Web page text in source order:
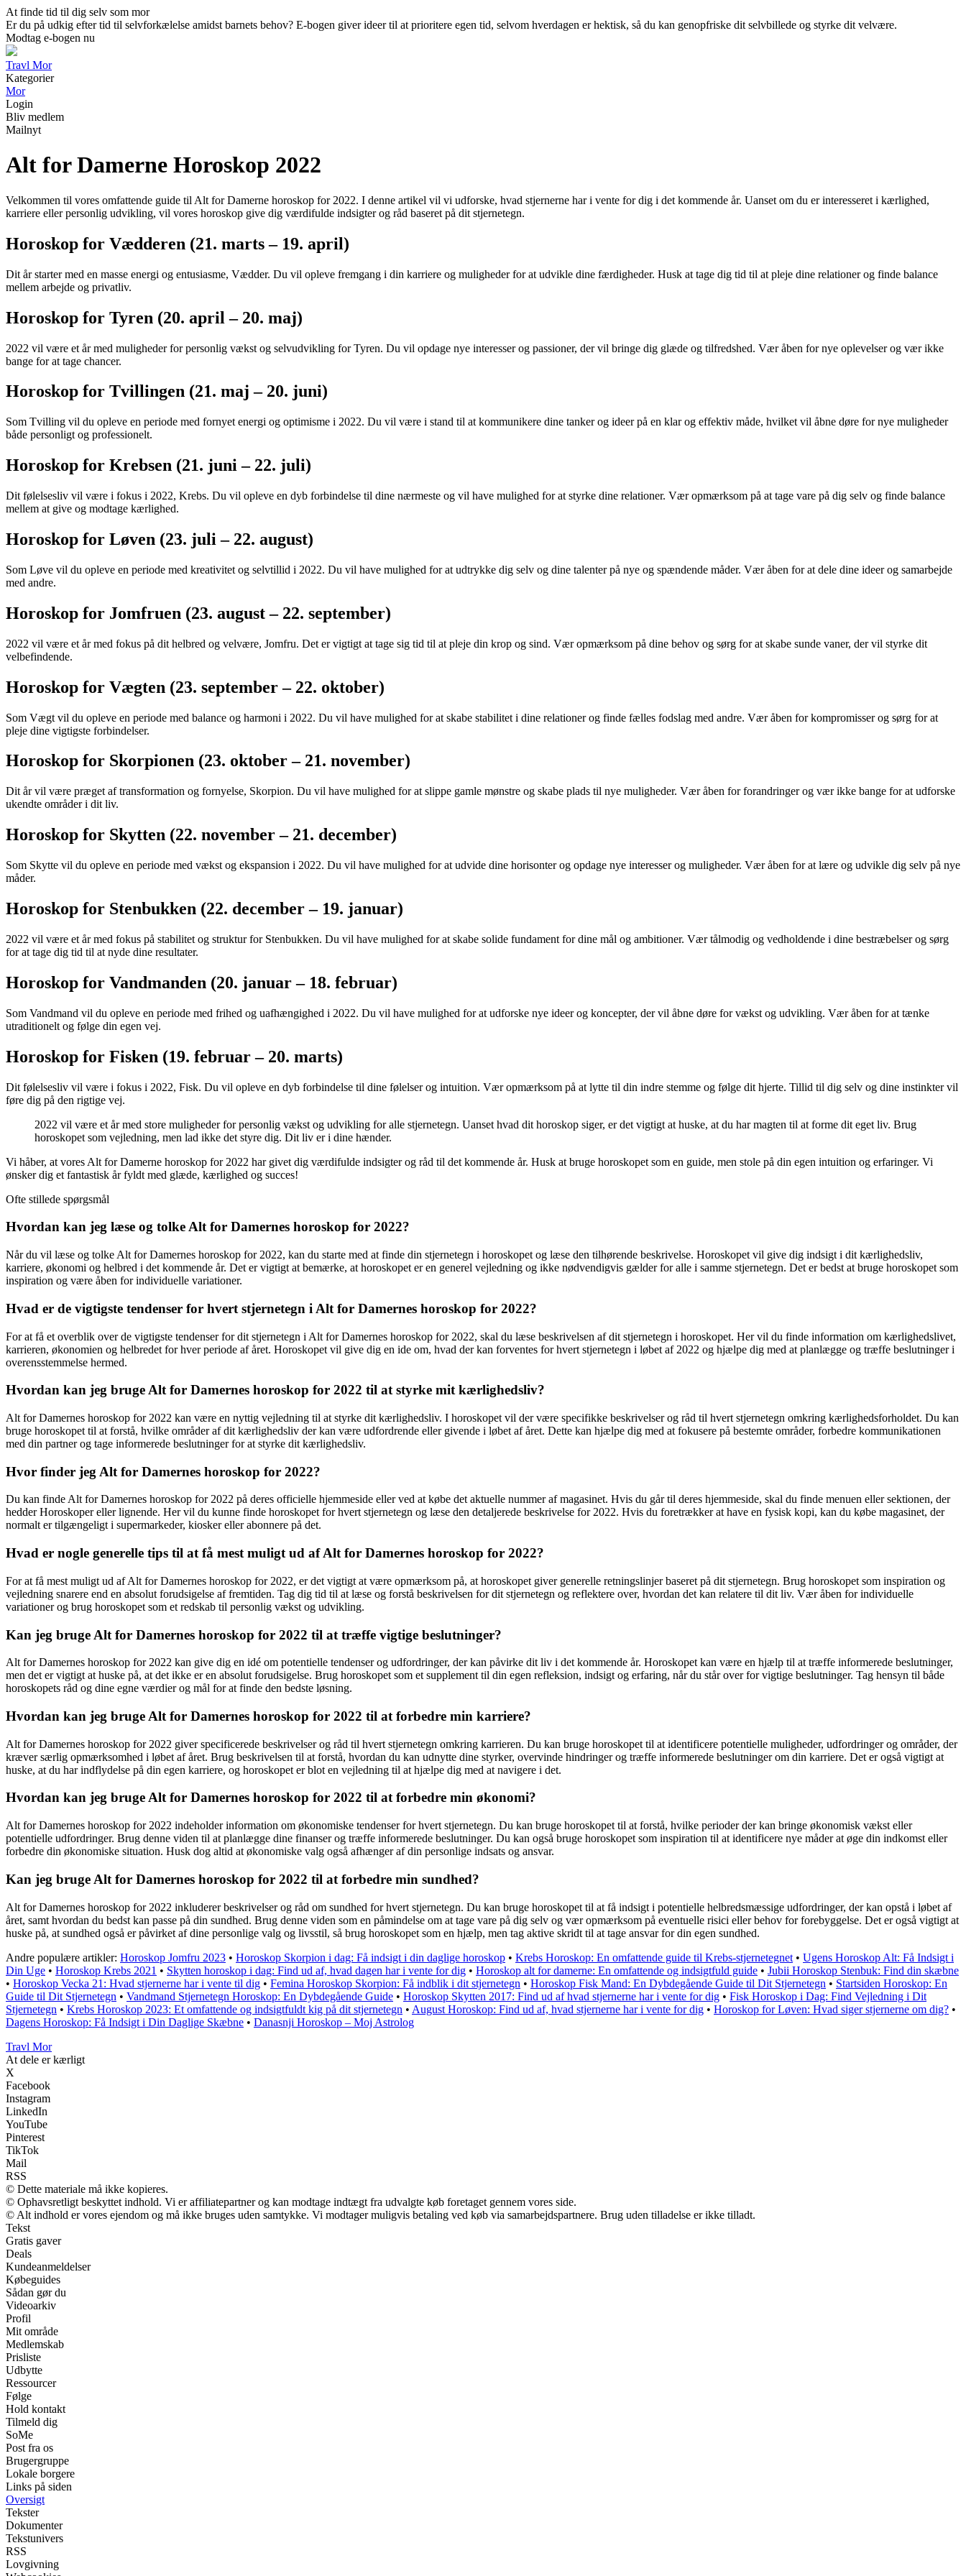
At finde tid til dig selv som mor
Er du på udkig efter tid til selvforkælelse amidst barnets behov? E-bogen giver ideer til at prioritere egen tid, selvom hverdagen er hektisk, så du kan genopfriske dit selvbillede og styrke dit velvære.
Modtag e-bogen nu
Travl Mor
Kategorier
Mor
Login
Bliv medlem
Mailnyt
Alt for Damerne Horoskop 2022
Velkommen til vores omfattende guide til Alt for Damerne horoskop for 2022. I denne artikel vil vi udforske, hvad stjernerne har i vente for dig i det kommende år. Uanset om du er interesseret i kærlighed,
karriere eller personlig udvikling, vil vores horoskop give dig værdifulde indsigter og råd baseret på dit stjernetegn.
Horoskop for Vædderen (21. marts – 19. april)
Dit år starter med en masse energi og entusiasme, Vædder. Du vil opleve fremgang i din karriere og muligheder for at udvikle dine færdigheder. Husk at tage dig tid til at pleje dine relationer og finde balance
mellem arbejde og privatliv.
Horoskop for Tyren (20. april – 20. maj)
2022 vil være et år med muligheder for personlig vækst og selvudvikling for Tyren. Du vil opdage nye interesser og passioner, der vil bringe dig glæde og tilfredshed. Vær åben for nye oplevelser og vær ikke
bange for at tage chancer.
Horoskop for Tvillingen (21. maj – 20. juni)
Som Tvilling vil du opleve en periode med fornyet energi og optimisme i 2022. Du vil være i stand til at kommunikere dine tanker og ideer på en klar og effektiv måde, hvilket vil åbne døre for nye muligheder
både personligt og professionelt.
Horoskop for Krebsen (21. juni – 22. juli)
Dit følelsesliv vil være i fokus i 2022, Krebs. Du vil opleve en dyb forbindelse til dine nærmeste og vil have mulighed for at styrke dine relationer. Vær opmærksom på at tage vare på dig selv og finde balance
mellem at give og modtage kærlighed.
Horoskop for Løven (23. juli – 22. august)
Som Løve vil du opleve en periode med kreativitet og selvtillid i 2022. Du vil have mulighed for at udtrykke dig selv og dine talenter på nye og spændende måder. Vær åben for at dele dine ideer og samarbejde
med andre.
Horoskop for Jomfruen (23. august – 22. september)
2022 vil være et år med fokus på dit helbred og velvære, Jomfru. Det er vigtigt at tage sig tid til at pleje din krop og sind. Vær opmærksom på dine behov og sørg for at skabe sunde vaner, der vil styrke dit
velbefindende.
Horoskop for Vægten (23. september – 22. oktober)
Som Vægt vil du opleve en periode med balance og harmoni i 2022. Du vil have mulighed for at skabe stabilitet i dine relationer og finde fælles fodslag med andre. Vær åben for kompromisser og sørg for at
pleje dine vigtigste forbindelser.
Horoskop for Skorpionen (23. oktober – 21. november)
Dit år vil være præget af transformation og fornyelse, Skorpion. Du vil have mulighed for at slippe gamle mønstre og skabe plads til nye muligheder. Vær åben for forandringer og vær ikke bange for at udforske
ukendte områder i dit liv.
Horoskop for Skytten (22. november – 21. december)
Som Skytte vil du opleve en periode med vækst og ekspansion i 2022. Du vil have mulighed for at udvide dine horisonter og opdage nye interesser og muligheder. Vær åben for at lære og udvikle dig selv på nye
måder.
Horoskop for Stenbukken (22. december – 19. januar)
2022 vil være et år med fokus på stabilitet og struktur for Stenbukken. Du vil have mulighed for at skabe solide fundament for dine mål og ambitioner. Vær tålmodig og vedholdende i dine bestræbelser og sørg
for at tage dig tid til at nyde dine resultater.
Horoskop for Vandmanden (20. januar – 18. februar)
Som Vandmand vil du opleve en periode med frihed og uafhængighed i 2022. Du vil have mulighed for at udforske nye ideer og koncepter, der vil åbne døre for vækst og udvikling. Vær åben for at tænke
utraditionelt og følge din egen vej.
Horoskop for Fisken (19. februar – 20. marts)
Dit følelsesliv vil være i fokus i 2022, Fisk. Du vil opleve en dyb forbindelse til dine følelser og intuition. Vær opmærksom på at lytte til din indre stemme og følge dit hjerte. Tillid til dig selv og dine instinkter vil
føre dig på den rigtige vej.
2022 vil være et år med store muligheder for personlig vækst og udvikling for alle stjernetegn. Uanset hvad dit horoskop siger, er det vigtigt at huske, at du har magten til at forme dit eget liv. Brug
horoskopet som vejledning, men lad ikke det styre dig. Dit liv er i dine hænder.
Vi håber, at vores Alt for Damerne horoskop for 2022 har givet dig værdifulde indsigter og råd til det kommende år. Husk at bruge horoskopet som en guide, men stole på din egen intuition og erfaringer. Vi
ønsker dig et fantastisk år fyldt med glæde, kærlighed og succes!
Ofte stillede spørgsmål
Hvordan kan jeg læse og tolke Alt for Damernes horoskop for 2022?
Når du vil læse og tolke Alt for Damernes horoskop for 2022, kan du starte med at finde din stjernetegn i horoskopet og læse den tilhørende beskrivelse. Horoskopet vil give dig indsigt i dit kærlighedsliv,
karriere, økonomi og helbred i det kommende år. Det er vigtigt at bemærke, at horoskopet er en generel vejledning og ikke nødvendigvis gælder for alle i samme stjernetegn. Det er bedst at bruge horoskopet som
inspiration og være åben for individuelle variationer.
Hvad er de vigtigste tendenser for hvert stjernetegn i Alt for Damernes horoskop for 2022?
For at få et overblik over de vigtigste tendenser for dit stjernetegn i Alt for Damernes horoskop for 2022, skal du læse beskrivelsen af dit stjernetegn i horoskopet. Her vil du finde information om kærlighedslivet,
karrieren, økonomien og helbredet for hver periode af året. Horoskopet vil give dig en ide om, hvad der kan forventes for hvert stjernetegn i løbet af 2022 og hjælpe dig med at planlægge og træffe beslutninger i
overensstemmelse hermed.
Hvordan kan jeg bruge Alt for Damernes horoskop for 2022 til at styrke mit kærlighedsliv?
Alt for Damernes horoskop for 2022 kan være en nyttig vejledning til at styrke dit kærlighedsliv. I horoskopet vil der være specifikke beskrivelser og råd til hvert stjernetegn omkring kærlighedsforholdet. Du kan
bruge horoskopet til at forstå, hvilke områder af dit kærlighedsliv der kan være udfordrende eller givende i løbet af året. Dette kan hjælpe dig med at fokusere på bestemte områder, forbedre kommunikationen
med din partner og tage informerede beslutninger for at styrke dit kærlighedsliv.
Hvor finder jeg Alt for Damernes horoskop for 2022?
Du kan finde Alt for Damernes horoskop for 2022 på deres officielle hjemmeside eller ved at købe det aktuelle nummer af magasinet. Hvis du går til deres hjemmeside, skal du finde menuen eller sektionen, der
hedder Horoskoper eller lignende. Her vil du kunne finde horoskopet for hvert stjernetegn og læse den detaljerede beskrivelse for 2022. Hvis du foretrækker at have en fysisk kopi, kan du købe magasinet, der
normalt er tilgængeligt i supermarkeder, kiosker eller abonnere på det.
Hvad er nogle generelle tips til at få mest muligt ud af Alt for Damernes horoskop for 2022?
For at få mest muligt ud af Alt for Damernes horoskop for 2022, er det vigtigt at være opmærksom på, at horoskopet giver generelle retningslinjer baseret på dit stjernetegn. Brug horoskopet som inspiration og
vejledning snarere end en absolut forudsigelse af fremtiden. Tag dig tid til at læse og forstå beskrivelsen for dit stjernetegn og reflektere over, hvordan det kan relatere til dit liv. Vær åben for individuelle
variationer og brug horoskopet som et redskab til personlig vækst og udvikling.
Kan jeg bruge Alt for Damernes horoskop for 2022 til at træffe vigtige beslutninger?
Alt for Damernes horoskop for 2022 kan give dig en idé om potentielle tendenser og udfordringer, der kan påvirke dit liv i det kommende år. Horoskopet kan være en hjælp til at træffe informerede beslutninger,
men det er vigtigt at huske på, at det ikke er en absolut forudsigelse. Brug horoskopet som et supplement til din egen refleksion, indsigt og erfaring, når du står over for vigtige beslutninger. Tag hensyn til både
horoskopets råd og dine egne værdier og mål for at finde den bedste løsning.
Hvordan kan jeg bruge Alt for Damernes horoskop for 2022 til at forbedre min karriere?
Alt for Damernes horoskop for 2022 giver specificerede beskrivelser og råd til hvert stjernetegn omkring karrieren. Du kan bruge horoskopet til at identificere potentielle muligheder, udfordringer og områder, der
kræver særlig opmærksomhed i løbet af året. Brug beskrivelsen til at forstå, hvordan du kan udnytte dine styrker, overvinde hindringer og træffe informerede beslutninger om din karriere. Det er også vigtigt at
huske, at du har indflydelse på din egen karriere, og horoskopet er blot en vejledning til at hjælpe dig med at navigere i det.
Hvordan kan jeg bruge Alt for Damernes horoskop for 2022 til at forbedre min økonomi?
Alt for Damernes horoskop for 2022 indeholder information om økonomiske tendenser for hvert stjernetegn. Du kan bruge horoskopet til at forstå, hvilke perioder der kan bringe økonomisk vækst eller
potentielle udfordringer. Brug denne viden til at planlægge dine finanser og træffe informerede beslutninger. Du kan også bruge horoskopet som inspiration til at identificere nye måder at øge din indkomst eller
forbedre din økonomiske situation. Husk dog altid at økonomiske valg også afhænger af din personlige indsats og ansvar.
Kan jeg bruge Alt for Damernes horoskop for 2022 til at forbedre min sundhed?
Alt for Damernes horoskop for 2022 inkluderer beskrivelser og råd om sundhed for hvert stjernetegn. Du kan bruge horoskopet til at få indsigt i potentielle helbredsmæssige udfordringer, der kan opstå i løbet af
året, samt hvordan du bedst kan passe på din sundhed. Brug denne viden som en påmindelse om at tage vare på dig selv og vær opmærksom på eventuelle risici eller behov for forebyggelse. Det er også vigtigt at
huske på, at sundhed også er påvirket af dine personlige valg og livsstil, så brug horoskopet som en hjælp, men tag aktive skridt til at tage ansvar for din egen sundhed.
Andre populære artikler: Horoskop Jomfru 2023 • Horoskop Skorpion i dag: Få indsigt i din daglige horoskop • Krebs Horoskop: En omfattende guide til Krebs-stjernetegnet • Ugens Horoskop Alt: Få Indsigt i
Din Uge • Horoskop Krebs 2021 • Skytten horoskop i dag: Find ud af, hvad dagen har i vente for dig • Horoskop alt for damerne: En omfattende og indsigtfuld guide • Jubii Horoskop Stenbuk: Find din skæbne
• Horoskop Vecka 21: Hvad stjernerne har i vente til dig • Femina Horoskop Skorpion: Få indblik i dit stjernetegn • Horoskop Fisk Mand: En Dybdegående Guide til Dit Stjernetegn • Startsiden Horoskop: En
Guide til Dit Stjernetegn • Vandmand Stjernetegn Horoskop: En Dybdegående Guide • Horoskop Skytten 2017: Find ud af hvad stjernerne har i vente for dig • Fisk Horoskop i Dag: Find Vejledning i Dit
Stjernetegn • Krebs Horoskop 2023: Et omfattende og indsigtfuldt kig på dit stjernetegn • August Horoskop: Find ud af, hvad stjernerne har i vente for dig • Horoskop for Løven: Hvad siger stjernerne om dig? •
Dagens Horoskop: Få Indsigt i Din Daglige Skæbne • Danasnji Horoskop – Moj Astrolog
Travl Mor
At dele er kærligt
X
Facebook
Instagram
LinkedIn
YouTube
Pinterest
TikTok
Mail
RSS
© Dette materiale må ikke kopieres.
© Ophavsretligt beskyttet indhold. Vi er affiliatepartner og kan modtage indtægt fra udvalgte køb foretaget gennem vores side.
© Alt indhold er vores ejendom og må ikke bruges uden samtykke. Vi modtager muligvis betaling ved køb via samarbejdspartnere. Brug uden tilladelse er ikke tilladt.
Tekst
Gratis gaver
Deals
Kundeanmeldelser
Købeguides
Sådan gør du
Videoarkiv
Profil
Mit område
Medlemskab
Prisliste
Udbytte
Ressourcer
Følge
Hold kontakt
Tilmeld dig
SoMe
Post fra os
Brugergruppe
Lokale borgere
Links på siden
Oversigt
Tekster
Dokumenter
Tekstunivers
RSS
Lovgivning